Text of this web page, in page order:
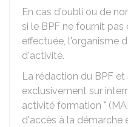
En cas d'oubli ou de
si le BPF ne fournit
effectuée, l'organisme
d'activité.
La rédaction du BPF
exclusivement sur
activité formation "
d'accès à la démarche